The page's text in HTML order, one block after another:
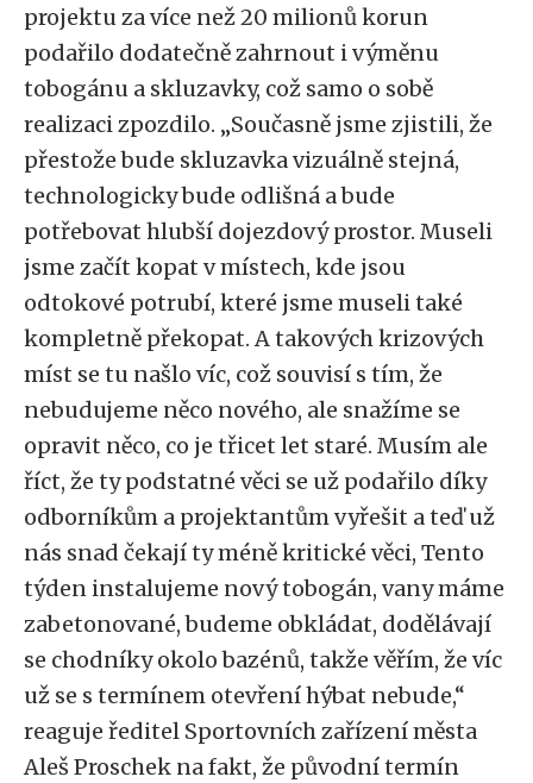
projektu za více než 20 milionů korun
podařilo dodatečně zahrnout i výměnu
tobogánu a skluzavky, což samo o sobě
realizaci zpozdilo. „Současně jsme zjistili, že
přestože bude skluzavka vizuálně stejná,
technologicky bude odlišná a bude
potřebovat hlubší dojezdový prostor. Museli
jsme začít kopat v místech, kde jsou
odtokové potrubí, které jsme museli také
kompletně překopat. A takových krizových
míst se tu našlo víc, což souvisí s tím, že
nebudujeme něco nového, ale snažíme se
opravit něco, co je třicet let staré. Musím ale
říct, že ty podstatné věci se už podařilo díky
odborníkům a projektantům vyřešit a teď už
nás snad čekají ty méně kritické věci, Tento
týden instalujeme nový tobogán, vany máme
zabetonované, budeme obkládat, dodělávají
se chodníky okolo bazénů, takže věřím, že víc
už se s termínem otevření hýbat nebude,“
reaguje ředitel Sportovních zařízení města
Aleš Proschek na fakt, že původní termín